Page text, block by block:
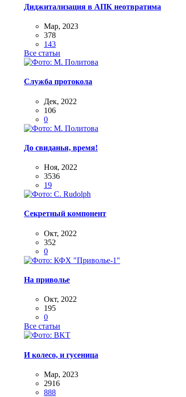
Диджитализация в АПК неотвратима
Мар, 2023
378
143
Все статьи
Служба протокола
Дек, 2022
106
0
До свиданья, время!
Ноя, 2022
3536
19
Секретный компонент
Окт, 2022
352
0
На приволье
Окт, 2022
195
0
Все статьи
И колесо, и гусеница
Мар, 2023
2916
888